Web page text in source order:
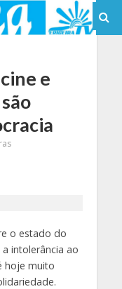
e
o estado do
intolerância ao
hoje muito